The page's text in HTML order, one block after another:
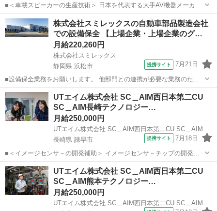
■＜車載スピーカーの生産技術＞ 日本を代表する大手AV機器メーカー
で働けるチャンス！ ＜具体的には…＞ ◆スピーカー製品の生産設備開
発業務 ◆設備電気設計、生産ラインシステム開発 ◆トレーサビリティ
システム開発など ...
山形 天童市 その他
株式会社スミレックスの自動車部品製造会社
での設備保全 【上場企業・上場企業のグ…
月給220,260円
株式会社スミレックス
静岡県 浜松市
提携サイト 7月21日
■設備保全業務をお願いします。 他部門との連携が必要な業務のた
め、コミュニケーションが取るのが好きな方にピッタリ！ ・生産設備
の安定稼働に向けた設備の保守・点検・修理 ・備品在庫管理 ・生産設
備の事後保全（故障が発生した設...
静岡 浜松市 その他
UTエイム株式会社 SC＿AIM西日本第二CU
SC＿AIM長崎テクノロジー…
月給250,000円
UTエイム株式会社 SC＿AIM西日本第二CU SC＿AIM長崎テクノロジーCF《Aafx1C》
長崎県 諫早市
提携サイト 7月18日
■＜イメージセンサ－の開発補助＞ イメージセンサ－チップの開発に
関わるサポートをお願いします！ 未経験歓迎♪ コミュニケーションや
調整力が活かせます！ 営業、販売、ホテルスタッフなど 接客系の経験
を活かして 異業種から転職...
長崎 諫早市 その他
UTエイム株式会社 SC＿AIM西日本第二CU
SC＿AIM熊本テクノロジー…
月給250,000円
UTエイム株式会社 SC＿AIM西日本第二CU SC＿AIM熊本テクノロジーCF《Aafo1C》